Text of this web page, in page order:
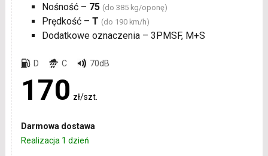
Nośność – 75 (do 385 kg/oponę)
Prędkość – T (do 190 km/h)
Dodatkowe oznaczenia – 3PMSF, M+S
D C 70dB
170 zł/szt.
Darmowa dostawa
Realizacja 1 dzień